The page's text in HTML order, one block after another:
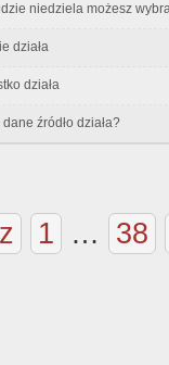
niedziela możesz
działa
działa
źródło działa?
1 … 38